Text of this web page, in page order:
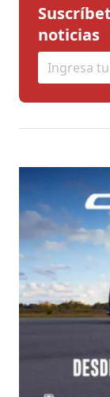
noticias